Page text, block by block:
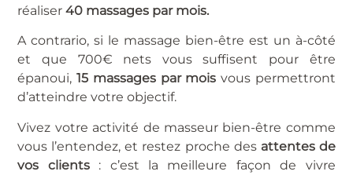
réaliser 40 massages par mois.
A contrario, si le massage bien-être est un à-côté
et que 700€ nets vous suffisent pour être
épanoui,15 massages par mois vous permettront
d’atteindre votre objectif.
Vivez votre activité de masseur bien-être comme
vous l’entendez, et restez proche des attentes de
vos clients: c’est la meilleure façon de vivre